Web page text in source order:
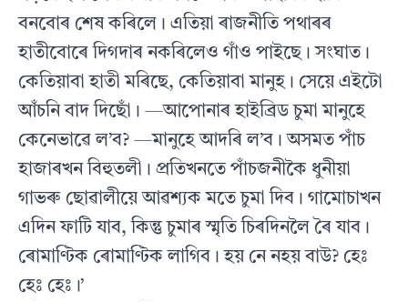
বনবোৰ শেষ কৰিলে। এতিয়া ৰাজনীতি পথাৰৰ
হাতীবোৰে দিগদাৰ নকৰিলেও গাঁও পাইছে। সংঘাত।
কেতিয়াবা হাতী মৰিছে, কেতিয়াবা মানুহ। সেয়ে এইটো
আঁচনি বাদ দিছোঁ। —আপোনাৰ হাইব্রিড চুমা মানুহে
কেনেভাৱে ল’ব? —মানুহে আদৰি ল’ব। অসমত পাঁচ
হাজাৰখন বিহুতলী। প্ৰতিখনতে পাঁচজনীকৈ ধুনীয়া
গাভৰু ছোৱালীয়ে আৱশ্যক মতে চুমা দিব। গামোচাখন
এদিন ফাটি যাব, কিন্তু চুমাৰ স্মৃতি চিৰদিনলৈ ৰৈ যাব।
ৰোমাণ্টিক ৰোমাণ্টিক লাগিব। হয় নে নহয় বাউ? হেঃ
হেঃ হেঃ।’